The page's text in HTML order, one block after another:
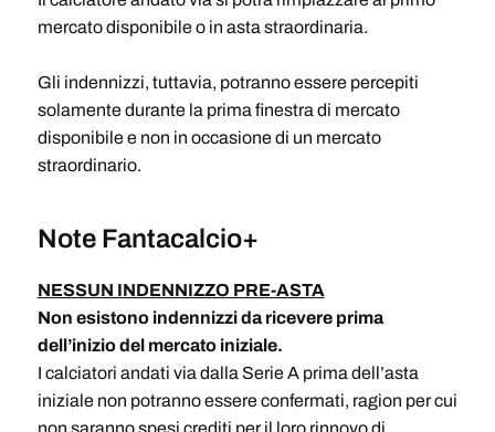
mercato disponibile o in asta straordinaria.
Gli indennizzi, tuttavia, potranno essere percepiti
solamente durante la prima finestra di mercato
disponibile e non in occasione di un mercato
straordinario.
Note Fantacalcio+
NESSUN INDENNIZZO PRE-ASTA
Non esistono indennizzi da ricevere prima
dell’inizio del mercato iniziale.
I calciatori andati via dalla Serie A prima dell’asta
iniziale non potranno essere confermati, ragion per cui
non saranno spesi crediti per il loro rinnovo di